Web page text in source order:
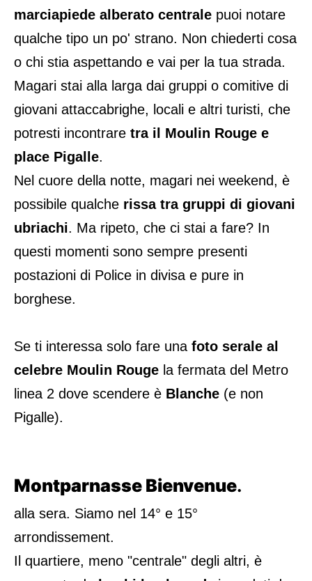
marciapiede alberato centrale puoi notare
qualche tipo un po' strano. Non chiederti cosa
o chi stia aspettando e vai per la tua strada.
Magari stai alla larga dai gruppi o comitive di
giovani attaccabrighe, locali e altri turisti, che
potresti incontrare tra il Moulin Rouge e
place Pigalle.
Nel cuore della notte, magari nei weekend, è
possibile qualche rissa tra gruppi di giovani
ubriachi. Ma ripeto, che ci stai a fare? In
questi momenti sono sempre presenti
postazioni di Police in divisa e pure in
borghese.
Se ti interessa solo fare una foto serale al
celebre Moulin Rouge la fermata del Metro
linea 2 dove scendere è Blanche (e non
Pigalle).
Montparnasse Bienvenue.
alla sera. Siamo nel 14° e 15°
arrondissement.
Il quartiere, meno "centrale" degli altri, è